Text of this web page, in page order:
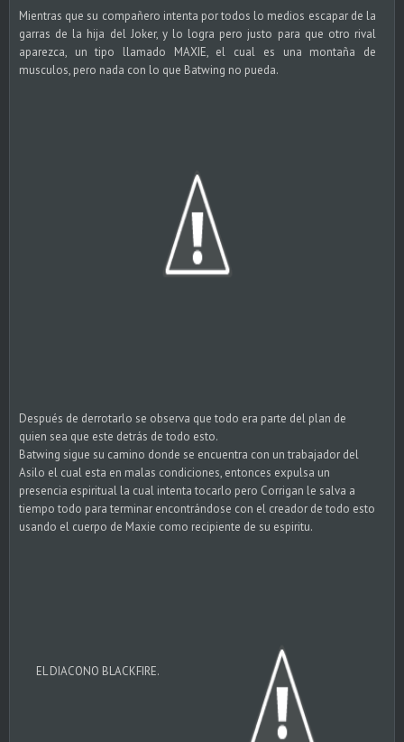
Mientras que su compañero intenta por todos lo medios escapar de la
garras de la hija del Joker, y lo logra pero justo para que otro rival
aparezca, un tipo llamado MAXIE, el cual es una montaña de
musculos, pero nada con lo que Batwing no pueda.
Después de derrotarlo se observa que todo era parte del plan de
quien sea que este detrás de todo esto.
Batwing sigue su camino donde se encuentra con un trabajador del
Asilo el cual esta en malas condiciones, entonces expulsa un
presencia espiritual la cual intenta tocarlo pero Corrigan le salva a
tiempo todo para terminar encontrándose con el creador de todo esto
usando el cuerpo de Maxie como recipiente de su espiritu.
EL DIACONO BLACKFIRE.